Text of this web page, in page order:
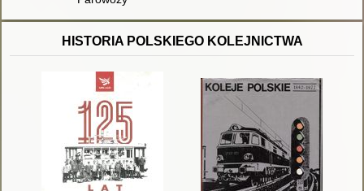
HISTORIA POLSKIEGO KOLEJNICTWA